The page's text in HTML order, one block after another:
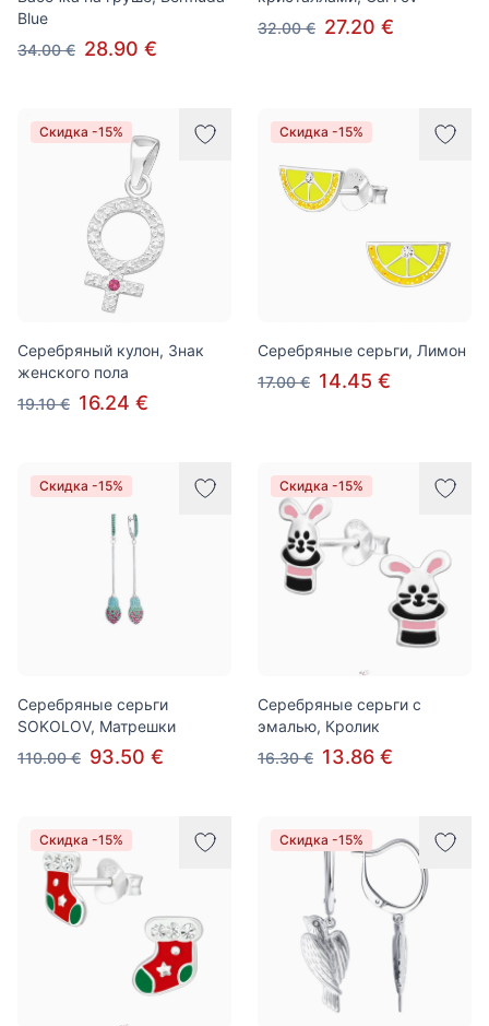
Blue
34.00 € 28.90 €
32.00 € 27.20 €
Скидка -15%
Серебряный кулон, Знак
женского пола
19.10 € 16.24 €
Скидка -15%
Cеребряные серьги, Лимон
17.00 € 14.45 €
Скидка -15%
Серебряные серьги
SOKOLOV, Матрешки
110.00 € 93.50 €
Скидка -15%
Серебряные серьги с
эмалью, Кролик
16.30 € 13.86 €
Скидка -15% Скидка -15%